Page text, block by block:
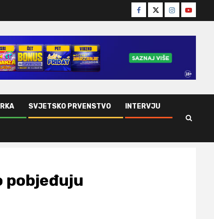
Facebook
TwitterInstagram
Youtube
SVJETSKO PRVENSTVO INTERVJU
pobjeđuju